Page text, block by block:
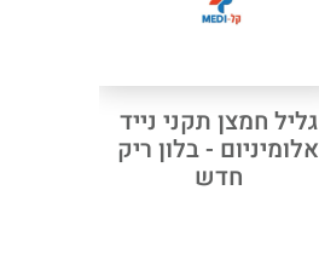
גליל חמצן תקני נייד
אלומיניום - בלון ריק
חדש